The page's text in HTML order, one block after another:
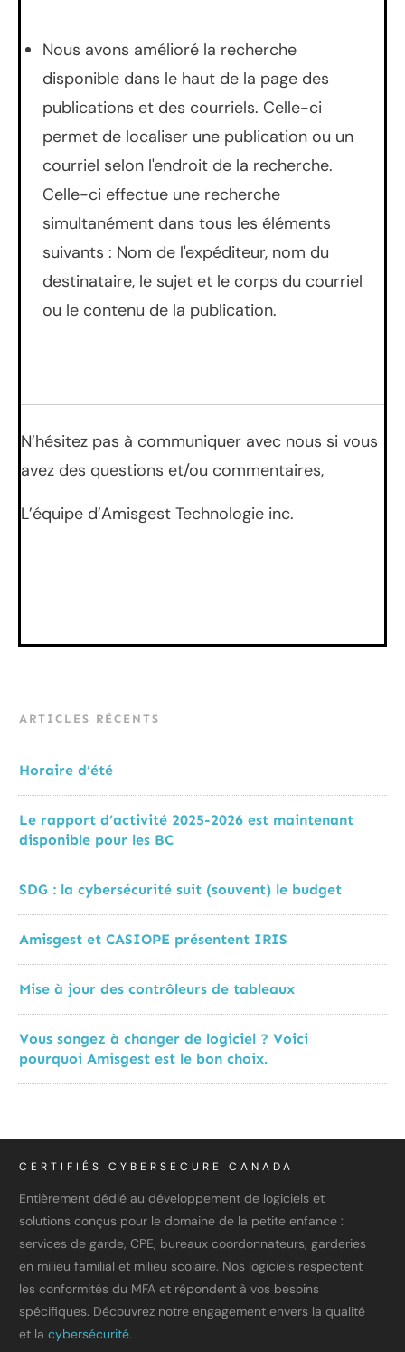
Nous avons amélioré la recherche
disponible dans le haut de la page des
publications et des courriels. Celle-ci
permet de localiser une publication ou un
courriel selon l'endroit de la recherche.
Celle-ci effectue une recherche
simultanément dans tous les éléments
suivants : Nom de l'expéditeur, nom du
destinataire, le sujet et le corps du courriel
ou le contenu de la publication.
N’hésitez pas à communiquer avec nous si vous
avez des questions et/ou commentaires,
L’équipe d’Amisgest Technologie inc.
ARTICLES RÉCENTS
Horaire d’été
Le rapport d’activité 2025-2026 est maintenant
disponible pour les BC
SDG : la cybersécurité suit (souvent) le budget
Amisgest et CASIOPE présentent IRIS
Mise à jour des contrôleurs de tableaux
Vous songez à changer de logiciel ? Voici
pourquoi Amisgest est le bon choix.
CERTIFIÉS CYBERSECURE CANADA
Entièrement dédié au développement de logiciels et
solutions conçus pour le domaine de la petite enfance :
services de garde, CPE, bureaux coordonnateurs, garderies
en milieu familial et milieu scolaire. Nos logiciels respectent
les conformités du MFA et répondent à vos besoins
spécifiques. Découvrez notre engagement envers la qualité
et la cybersécurité.